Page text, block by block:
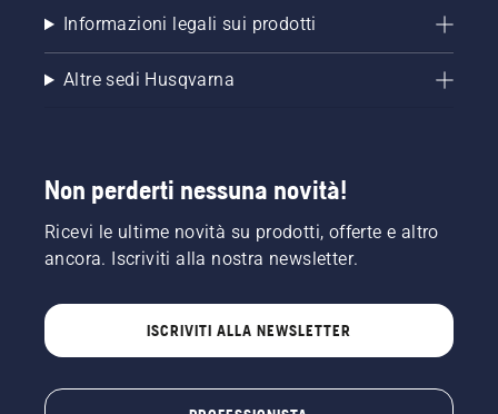
Informazioni legali sui prodotti
Altre sedi Husqvarna
Non perderti nessuna novità!
Ricevi le ultime novità su prodotti, offerte e altro
ancora. Iscriviti alla nostra newsletter.
ISCRIVITI ALLA NEWSLETTER